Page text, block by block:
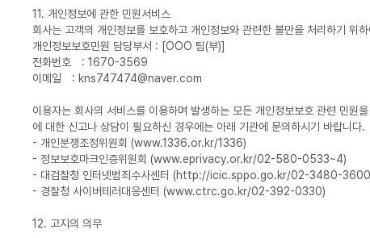
11. 개인정보에 관한 민원서비스
회사는 고객의 개인정보를 보호하고 개인정보와 관련한 불만을 처리하기 위
개인정보보호민원 담당부서 : [OOO 팀(부)]
전화번호 : 1670-3569
이메일 : kns747474@naver.com
이용자는 회사의 서비스를 이용하며 발생하는 모든 개인정보보호 관련 민원
에 대한 신고나 상담이 필요하신 경우에는 아래 기관에 문의하시기 바랍니다.
- 개인분쟁조정위원회 (www.1336.or.kr/1336)
- 정보보호마크인증위원회 (www.eprivacy.or.kr/02-580-0533~4)
- 대검찰청 인터넷범죄수사센터 (http://icic.sppo.go.kr/02-3480-
- 경찰청 사이버테러대응센터 (www.ctrc.go.kr/02-392-0330)
12. 고지의 의무